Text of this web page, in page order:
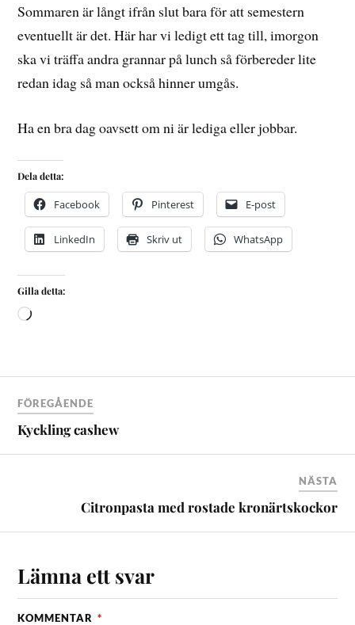
Sommaren är långt ifrån slut bara för att semestern
eventuellt är det. Här har vi ledigt ett tag till, imorgon
ska vi träffa andra grannar på lunch så förbereder lite
redan idag så man också hinner umgås.
Ha en bra dag oavsett om ni är lediga eller jobbar.
Dela detta:
Facebook Pinterest E-post
LinkedIn Skriv ut WhatsApp
Gilla detta:
FÖREGÅENDE
Kyckling cashew
NÄSTA
Citronpasta med rostade kronärtskockor
Lämna ett svar
KOMMENTAR *